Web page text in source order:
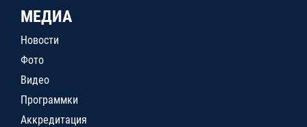
МЕДИА
Новости
Фото
Видео
Программки
Аккредитация